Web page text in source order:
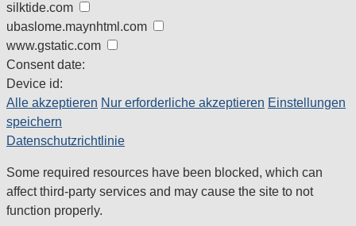
silktide.com
ubaslome.maynhtml.com
www.gstatic.com
Consent date:
Device id:
Alle akzeptieren Nur erforderliche akzeptieren Einstellungen
speichern
Datenschutzrichtlinie
Some required resources have been blocked, which can
affect third-party services and may cause the site to not
function properly.